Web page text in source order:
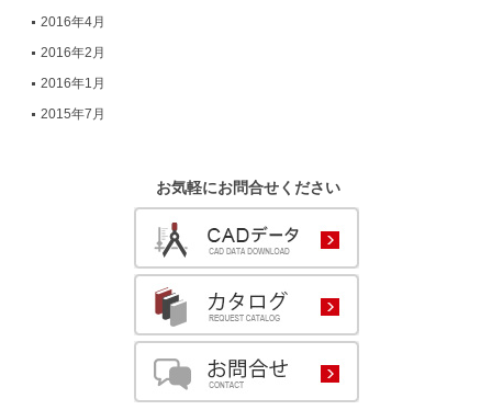
2016年4月
2016年2月
2016年1月
2015年7月
お気軽にお問合せください